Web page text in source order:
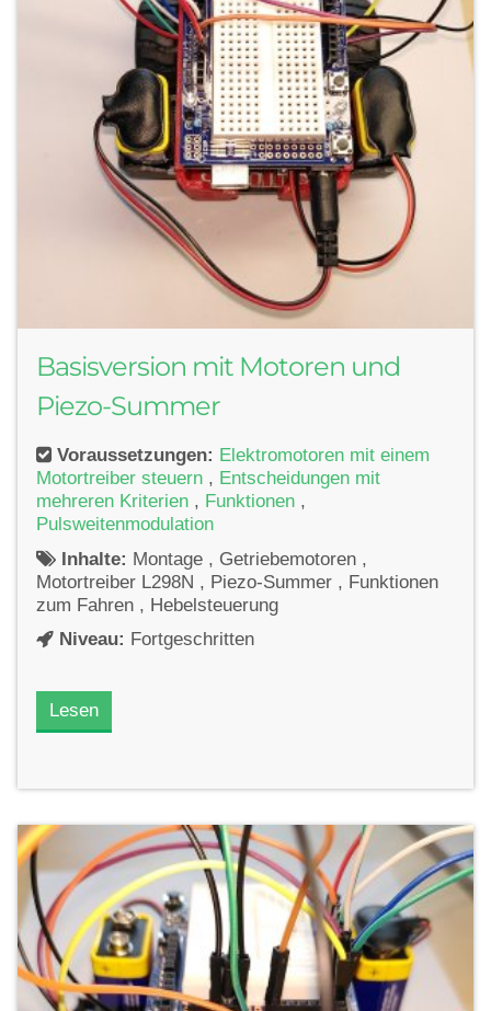
Basisversion mit Motoren und
Piezo-Summer
Voraussetzungen: Elektromotoren mit einem
Motortreiber steuern , Entscheidungen mit
mehreren Kriterien , Funktionen ,
Pulsweitenmodulation
Inhalte: Montage , Getriebemotoren ,
Motortreiber L298N , Piezo-Summer , Funktionen
zum Fahren , Hebelsteuerung
Niveau: Fortgeschritten
Lesen